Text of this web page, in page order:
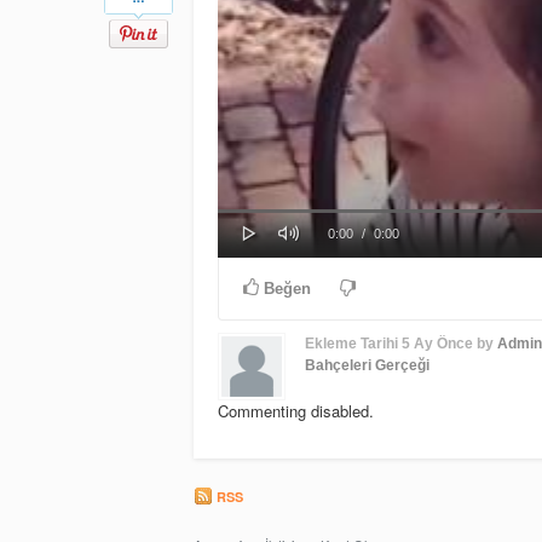
Play Mute
Current
0:00 / Duration
0:00
Beğen
Ekleme Tarihi 5 Ay Önce by Admin
Bahçeleri Gerçeği
Commenting disabled.
RSS